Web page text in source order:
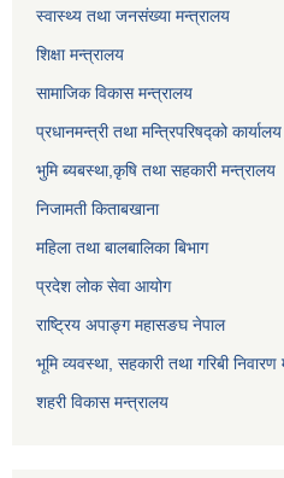
स्वास्थ्य तथा जनसंख्या मन्त्रालय
शिक्षा मन्त्रालय
सामाजिक विकास मन्त्रालय
प्रधानमन्त्री तथा मन्त्रिपरिषद्को कार्यालय
भुमि ब्यबस्था,कृषि तथा सहकारी मन्त्रालय
निजामती किताबखाना
महिला तथा बालबालिका बिभाग
प्रदेश लोक सेवा आयोग
राष्ट्रिय अपाङ्ग महासङघ नेपाल
भूमि व्यवस्था, सहकारी तथा गरिबी निवारण
शहरी विकास मन्त्रालय